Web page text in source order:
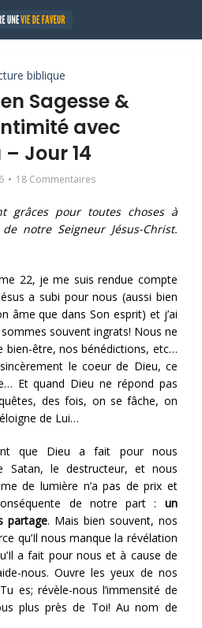
biblique
Sagesse &
avec
– Jour 14
18 Commentaires
grâcespour toutes choses à
notre Seigneur Jésus-Christ.
22, je me suis rendue compte
a subi pour nous (aussi bien
âme que dans Son esprit) et j’ai
souvent ingrats! Nous ne
bien-être, nos bénédictions, etc…
le coeur de Dieu, ce
Et quand Dieu ne répond pas
des fois, on se fâche, on
de Lui…
que Dieu a fait pour nous
Satan, le destructeur, et nous
de lumière n’a pas de prix et
de notre part : un
partage. Mais bien souvent, nos
qu’Il nous manque la révélation
a fait pour nous et à cause de
nous. Ouvre les yeux de nos
es; révèle-nous l’immensité de
plus près de Toi! Au nom de